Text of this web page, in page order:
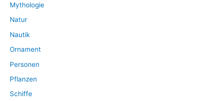
Mythologie
Natur
Nautik
Ornament
Personen
Pflanzen
Schiffe